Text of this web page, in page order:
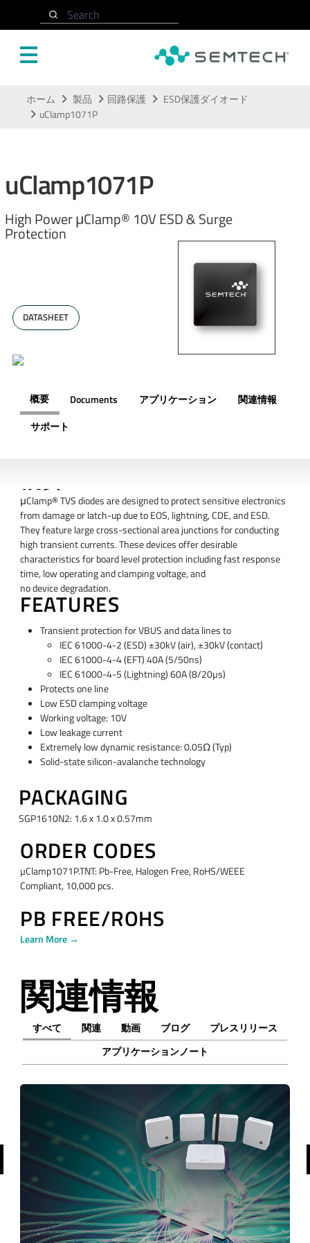
Search
ホーム 製品 回路保護
ESD保護ダイオード
uClamp1071P
uClamp1071P
High Power μClamp® 10V ESD & Surge
Protection
DATASHEET
概要 Documents アプリケーション
関連情報
サポート
μClamp® TVS diodes are designed to protect sensitive electronics
from damage or latch-up due to EOS, lightning, CDE, and ESD.
They feature large cross-sectional area junctions for conducting
high transient currents. These devices offer desirable
characteristics for board level protection including fast response
time, low operating and clamping voltage, and
no device degradation.
FEATURES
Transient protection for VBUS and data lines to
IEC 61000-4-2 (ESD) ±30kV (air), ±30kV (contact)
IEC 61000-4-4 (EFT) 40A (5/50ns)
IEC 61000-4-5 (Lightning) 60A (8/20µs)
Protects one line
Low ESD clamping voltage
Working voltage: 10V
Low leakage current
Extremely low dynamic resistance: 0.05Ω (Typ)
Solid-state silicon-avalanche technology
PACKAGING
SGP1610N2: 1.6 x 1.0 x 0.57mm
ORDER CODES
µClamp1071P.TNT: Pb-Free, Halogen Free, RoHS/WEEE
Compliant, 10,000 pcs.
PB FREE/ROHS
Learn More →
関連情報
すべて 関連 動画 ブログ
プレスリリース
アプリケーションノート